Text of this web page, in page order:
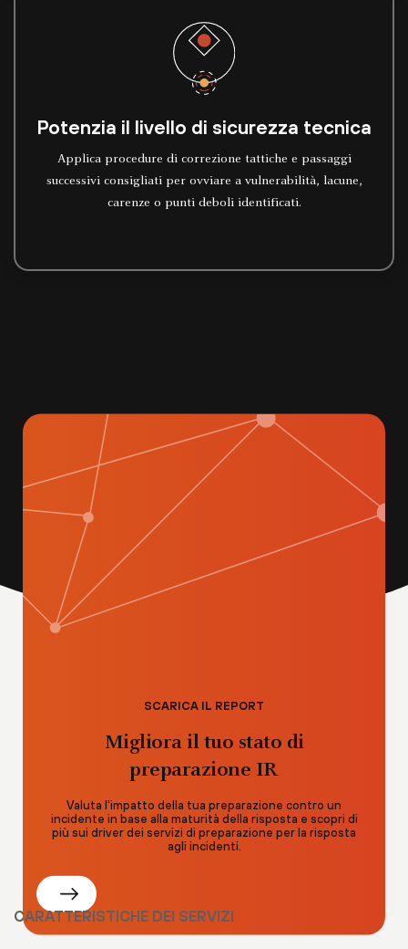
Potenzia il livello di sicurezza tecnica
Applica procedure di correzione tattiche e passaggi
successivi consigliati per ovviare a vulnerabilità, lacune,
carenze o punti deboli identificati.
SCARICA IL REPORT
Migliora il tuo stato di
preparazione IR
Valuta l'impatto della tua preparazione contro un
incidente in base alla maturità della risposta e scopri di
più sui driver dei servizi di preparazione per la risposta
agli incidenti.
CARATTERISTICHE DEI SERVIZI